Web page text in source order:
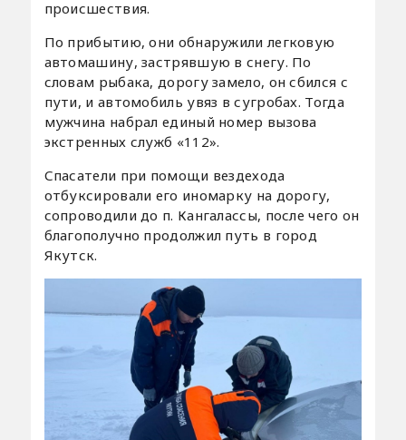
происшествия.
По прибытию, они обнаружили легковую
автомашину, застрявшую в снегу. По
словам рыбака, дорогу замело, он сбился с
пути, и автомобиль увяз в сугробах. Тогда
мужчина набрал единый номер вызова
экстренных служб «112».
Спасатели при помощи вездехода
отбуксировали его иномарку на дорогу,
сопроводили до п. Кангалассы, после чего он
благополучно продолжил путь в город
Якутск.